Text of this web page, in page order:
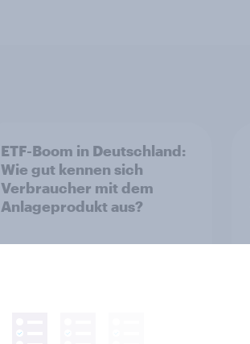
ETF-Boom in Deutschland:
Wie gut kennen sich
Verbraucher mit dem
Anlageprodukt aus?